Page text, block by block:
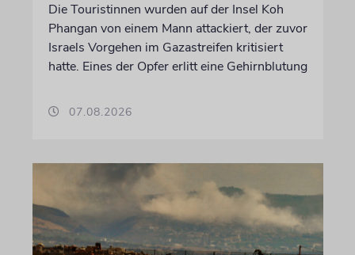
Die Touristinnen wurden auf der Insel Koh
Phangan von einem Mann attackiert, der zuvor
Israels Vorgehen im Gazastreifen kritisiert
hatte. Eines der Opfer erlitt eine Gehirnblutung
07.08.2026